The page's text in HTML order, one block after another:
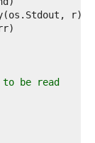
be read